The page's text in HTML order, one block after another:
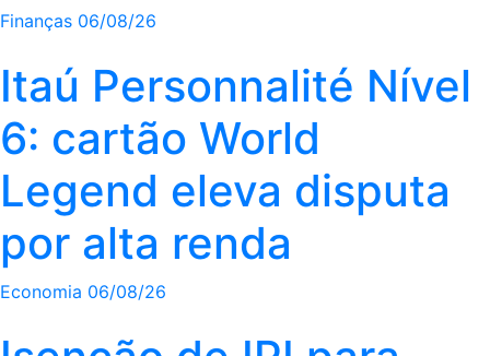
Finanças 06/08/26
Itaú Personnalité Nível
6: cartão World
Legend eleva disputa
por alta renda
Economia 06/08/26